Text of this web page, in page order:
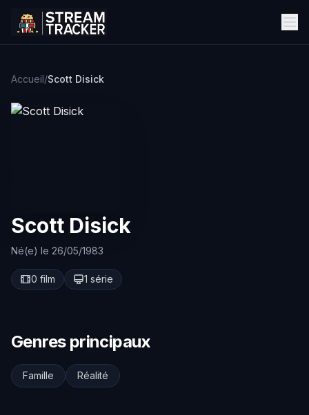
Accueil/Scott Disick
Scott Disick
Né(e) le 26/05/1983
0 film 1 série
Genres principaux
Famille Réalité